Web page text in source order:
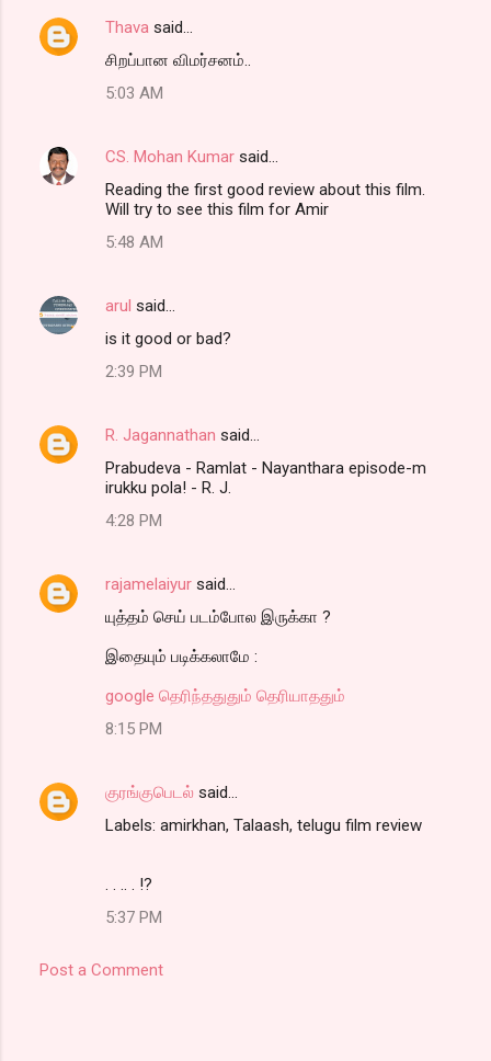
Thava said…
சிறப்பான விமர்சனம்..
5:03 AM
CS. Mohan Kumar said…
Reading the first good review about this film.
Will try to see this film for Amir
5:48 AM
arul said…
is it good or bad?
2:39 PM
R. Jagannathan said…
Prabudeva - Ramlat - Nayanthara episode-m
irukku pola! - R. J.
4:28 PM
rajamelaiyur said…
யுத்தம் செய் படம்போல இருக்கா ?
இதையும் படிக்கலாமே :
google தெரிந்ததுதும் தெரியாததும்
8:15 PM
குரங்குபெடல் said…
Labels: amirkhan, Talaash, telugu film review
. . .. . !?
5:37 PM
Post a Comment